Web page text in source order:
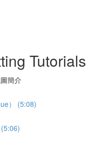
Tutorials
簡介
） (5:08)